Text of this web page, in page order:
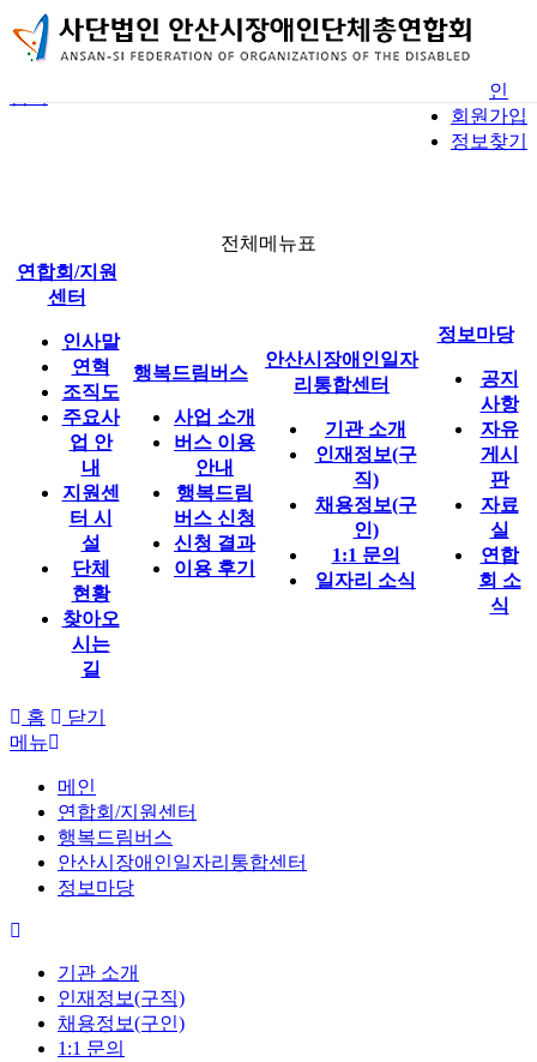
본문 바로가기
홈
로그인
회원가입
정보찾기
사용자메뉴
이용 후기
안산시장애인일자리통합센터
정보마당
전체메뉴표
연합회/지원
센터
인사말
연혁
조직도
주요사
업 안
내
지원센
터 시
설
단체
현황
찾아오
시는
길
행복드림버스
사업 소개
버스 이용
안내
행복드림
버스 신청
신청 결과
이용 후기
안산시장애인일자
리통합센터
기관 소개
인재정보(구
직)
채용정보(구
인)
1:1 문의
일자리 소식
정보마당
공지
사항
자유
게시
판
자료
실
연합
회 소
식
홈
닫기
메뉴
메인
연합회/지원센터
행복드림버스
안산시장애인일자리통합센터
정보마당
기관 소개
인재정보(구직)
채용정보(구인)
1:1 문의